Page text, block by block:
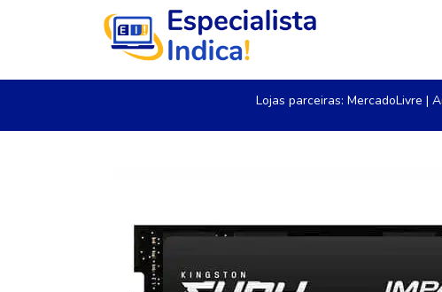
Lojas parceiras: MercadoLivre |